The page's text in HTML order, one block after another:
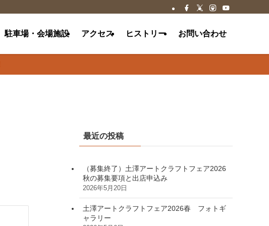
駐車場・会場施設 アクセス ヒストリー お問い合わせ
最近の投稿
（募集終了）土澤アートクラフトフェア2026
秋の募集要項と出店申込み
2026年5月20日
土澤アートクラフトフェア2026春 フォトギ
ャラリー